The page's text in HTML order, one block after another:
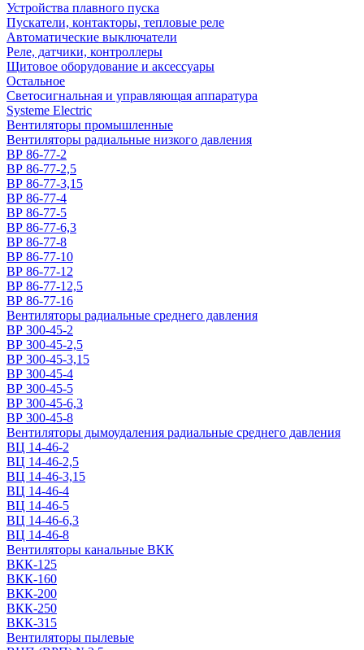
Устройства плавного пуска
Пускатели, контакторы, тепловые реле
Автоматические выключатели
Реле, датчики, контроллеры
Щитовое оборудование и аксессуары
Остальное
Светосигнальная и управляющая аппаратура
Systeme Electric
Вентиляторы промышленные
Вентиляторы радиальные низкого давления
ВР 86-77-2
ВР 86-77-2,5
ВР 86-77-3,15
ВР 86-77-4
ВР 86-77-5
ВР 86-77-6,3
ВР 86-77-8
ВР 86-77-10
ВР 86-77-12
ВР 86-77-12,5
ВР 86-77-16
Вентиляторы радиальные среднего давления
ВР 300-45-2
ВР 300-45-2,5
ВР 300-45-3,15
ВР 300-45-4
ВР 300-45-5
ВР 300-45-6,3
ВР 300-45-8
Вентиляторы дымоудаления радиальные среднего давления
ВЦ 14-46-2
ВЦ 14-46-2,5
ВЦ 14-46-3,15
ВЦ 14-46-4
ВЦ 14-46-5
ВЦ 14-46-6,3
ВЦ 14-46-8
Вентиляторы канальные ВКК
ВКК-125
ВКК-160
ВКК-200
ВКК-250
ВКК-315
Вентиляторы пылевые